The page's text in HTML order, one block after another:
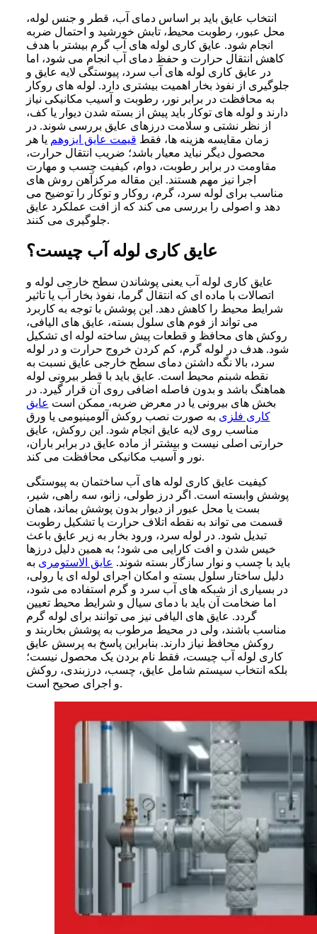
انتخاب عایق باید بر اساس دمای آب، قطر و جنس لوله،
محل عبور، رطوبت محیط، تابش خورشید و احتمال ضربه
انجام شود. عایق کاری لوله های آب گرم بیشتر با هدف
کاهش انتقال حرارت و حفظ دمای آب انجام می شود، اما
در عایق کاری لوله های آب سرد، پیوستگی لایه عایق و
جلوگیری از نفوذ بخار اهمیت بیشتری دارد. لوله های روکار
به محافظت در برابر نور، رطوبت و آسیب مکانیکی نیاز
دارند و لوله های توکار باید پیش از بسته شدن دیوار یا کف،
از نظر نشتی و سلامت درزهای عایق بررسی شوند. در
زمان مقایسه هزینه ها، فقط قیمت عایق ایزوهم یا هر
محصول دیگر نباید معیار باشد؛ ضریب انتقال حرارت،
مقاومت در برابر رطوبت، دوام، کیفیت چسب و مهارت
اجرا نیز مهم هستند. این مقاله مرکزآهن روش های
مناسب برای لوله سرد، گرم، روکار و توکار را توضیح می
دهد و اصولی را بررسی می کند که از افت عملکرد عایق
جلوگیری می کنند.
عایق کاری لوله آب چیست؟
عایق کاری لوله آب یعنی پوشاندن سطح خارجی لوله و
اتصالات با ماده ای که انتقال گرما، نفوذ بخار آب یا تاثیر
شرایط محیط را کاهش دهد. این پوشش با توجه به کاربرد
می تواند از فوم های سلول بسته، عایق های الیافی،
روکش های محافظ و قطعات پیش ساخته لوله ای تشکیل
شود. هدف در لوله گرم، کم کردن خروج حرارت و در لوله
سرد، بالا نگه داشتن دمای سطح خارجی عایق نسبت به
نقطه شبنم محیط است. عایق باید با قطر بیرونی لوله
هماهنگ باشد و بدون فاصله اضافی روی آن قرار گیرد. در
بخش های بیرونی یا در معرض ضربه، ممکن است عایق
کاری فلزی به صورت نصب روکش آلومینیومی یا ورق
مناسب روی لایه عایق انجام شود. این روکش، عایق
حرارتی اصلی نیست و بیشتر از ماده عایق در برابر باران،
نور و آسیب مکانیکی محافظت می کند.
کیفیت عایق کاری لوله های آب ساختمان به پیوستگی
پوشش وابسته است. اگر درز طولی، زانو، سه راهی، شیر،
بست یا محل عبور از دیوار بدون پوشش بماند، همان
قسمت می تواند به نقطه اتلاف حرارت یا تشکیل رطوبت
تبدیل شود. در لوله سرد، ورود بخار به زیر عایق باعث
خیس شدن و افت کارایی می شود؛ به همین دلیل درزها
باید با چسب و نوار سازگار بسته شوند. عایق الاستومری به
دلیل ساختار سلول بسته و امکان اجرای لوله ای یا رولی،
در بسیاری از شبکه های آب سرد و گرم استفاده می شود،
اما ضخامت آن باید با دمای سیال و شرایط محیط تعیین
گردد. عایق های الیافی نیز می توانند برای لوله گرم
مناسب باشند، ولی در محیط مرطوب به پوشش بخاربند و
روکش محافظ نیاز دارند. بنابراین پاسخ به پرسش عایق
کاری لوله آب چیست، فقط نام بردن یک محصول نیست؛
بلکه انتخاب سیستم شامل عایق، چسب، درزبندی، روکش
و اجرای صحیح است.